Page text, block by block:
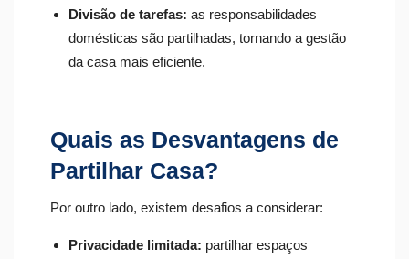
Divisão de tarefas: as responsabilidades
domésticas são partilhadas, tornando a gestão
da casa mais eficiente.
Quais as Desvantagens de
Partilhar Casa?
Por outro lado, existem desafios a considerar:
Privacidade limitada: partilhar espaços